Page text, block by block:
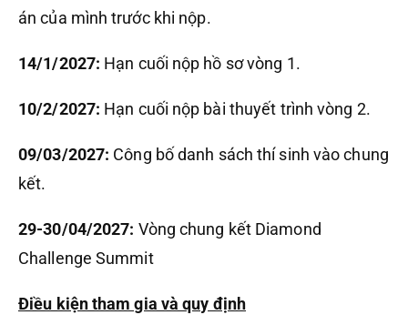
án của mình trước khi nộp.
14/1/2027: Hạn cuối nộp hồ sơ vòng 1.
10/2/2027: Hạn cuối nộp bài thuyết trình vòng 2.
09/03/2027: Công bố danh sách thí sinh vào chung
kết.
29-30/04/2027: Vòng chung kết Diamond
Challenge Summit
Điều kiện tham gia và quy định